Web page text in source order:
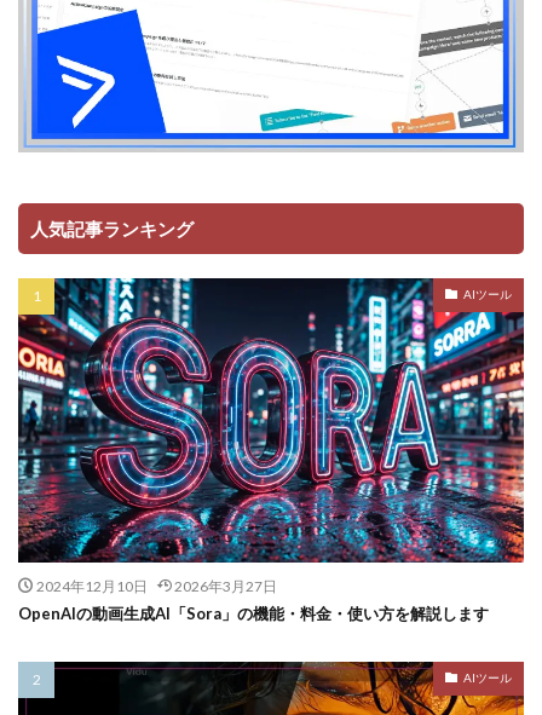
人気記事ランキング
AIツール
2024年12月10日 2026年3月27日
OpenAIの動画生成AI「Sora」の機能・料金・使い方を解説します
AIツール